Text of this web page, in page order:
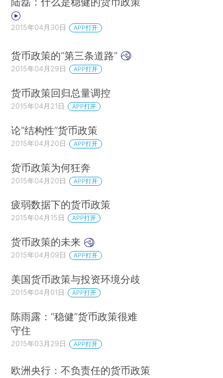
2015年04月30日 APP打开
货币政策的“第三条道路”
2015年04月29日 APP打开
货币政策回归总量调控
2015年04月21日 APP打开
论“结构性”货币政策
2015年04月20日 APP打开
货币政策为何狂奔
2015年04月20日 APP打开
疲弱数据下的货币政策
2015年04月15日 APP打开
货币政策的未来
2015年04月09日 APP打开
美国货币政策与投资环境分歧
2015年04月01日 APP打开
陈雨露：“稳健”货币政策很难
守住
2015年03月29日 APP打开
欧洲央行：不负责任的货币政策